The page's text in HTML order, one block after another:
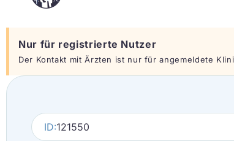
Nur für registrierte Nutzer
Der Kontakt mit Ärzten ist nur für angemeldete
ID:121550